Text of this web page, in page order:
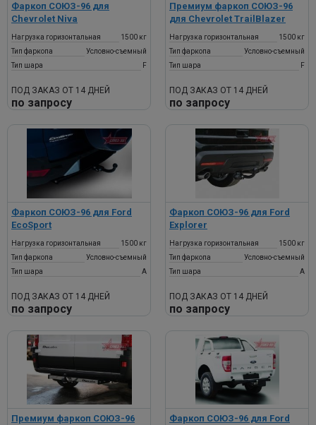
Фаркоп СОЮЗ-96 для
Chevrolet Niva
Нагрузка горизонтальная
1500 кг
Тип фаркопа
Условно-съемный
Тип шара
F
ПОД ЗАКАЗ ОТ 14 ДНЕЙ
по запросу
Премиум фаркоп СОЮЗ-96
для Chevrolet TrailBlazer
Нагрузка горизонтальная
1500 кг
Тип фаркопа
Условно-съемный
Тип шара
F
ПОД ЗАКАЗ ОТ 14 ДНЕЙ
по запросу
Фаркоп СОЮЗ-96 для Ford
EcoSport
Нагрузка горизонтальная
1500 кг
Тип фаркопа
Условно-съемный
Тип шара
A
ПОД ЗАКАЗ ОТ 14 ДНЕЙ
по запросу
Фаркоп СОЮЗ-96 для Ford
Explorer
Нагрузка горизонтальная
1500 кг
Тип фаркопа
Условно-съемный
Тип шара
A
ПОД ЗАКАЗ ОТ 14 ДНЕЙ
по запросу
Премиум фаркоп СОЮЗ-96
Фаркоп СОЮЗ-96 для Ford